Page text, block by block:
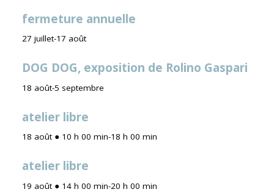
fermeture annuelle
27 juillet-17 août
DOG DOG, exposition de Rolino Gaspari
18 août-5 septembre
atelier libre
18 août ● 10 h 00 min-18 h 00 min
atelier libre
19 août ● 14 h 00 min-20 h 00 min